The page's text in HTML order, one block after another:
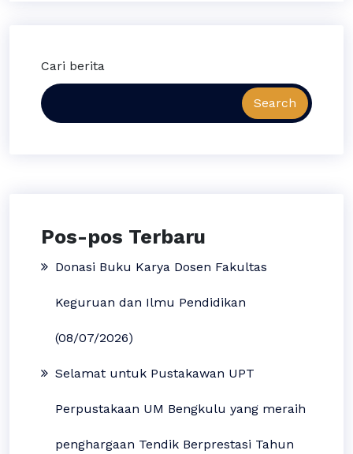
Cari berita
Search
Pos-pos Terbaru
Donasi Buku Karya Dosen Fakultas
Keguruan dan Ilmu Pendidikan
(08/07/2026)
Selamat untuk Pustakawan UPT
Perpustakaan UM Bengkulu yang meraih
penghargaan Tendik Berprestasi Tahun